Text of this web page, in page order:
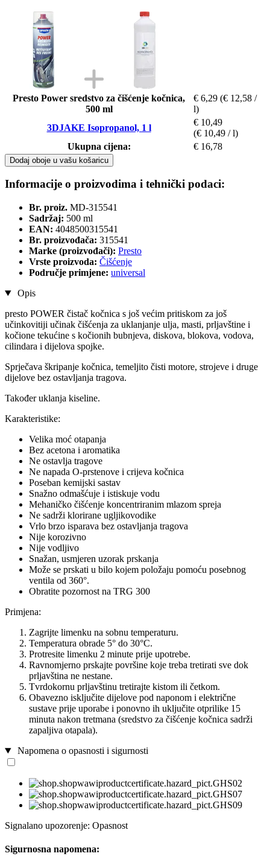
Presto Power sredstvo za čišćenje kočnica,
500 ml
€ 6,29 (€ 12,58 /
l)
3DJAKE Isopropanol, 1 l
€ 10,49
(€ 10,49 / l)
Ukupna cijena:
€ 16,78
Dodaj oboje u vašu košaricu
Informacije o proizvodima i tehnički podaci:
Br. proiz. MD-315541
Sadržaj: 500 ml
EAN: 4048500315541
Br. proizvođača: 315541
Marke (proizvođači): Presto
Vrste proizvoda: Čišćenje
Područje primjene: universal
Opis
presto POWER čistač kočnica s još većim pritiskom za još
učinkovitiji učinak čišćenja za uklanjanje ulja, masti, prljavštine i
kočione tekućine s kočionih bubnjeva, diskova, blokova, vodova,
cilindara i dijelova spojke.
Sprječava škripanje kočnica, temeljito čisti motore, strojeve i druge
dijelove bez ostavljanja tragova.
Također uklanja kiseline.
Karakteristike:
Velika moć otapanja
Bez acetona i aromatika
Ne ostavlja tragove
Ne napada O-prstenove i crijeva kočnica
Poseban kemijski sastav
Snažno odmašćuje i istiskuje vodu
Mehaničko čišćenje koncentriranim mlazom spreja
Ne sadrži klorirane ugljikovodike
Vrlo brzo isparava bez ostavljanja tragova
Nije korozivno
Nije vodljivo
Snažan, usmjeren uzorak prskanja
Može se prskati u bilo kojem položaju pomoću posebnog
ventila od 360°.
Obratite pozornost na TRG 300
Primjena:
Zagrijte limenku na sobnu temperaturu.
Temperatura obrade 5° do 30°C.
Protresite limenku 2 minute prije upotrebe.
Ravnomjerno prskajte površine koje treba tretirati sve dok
prljavština ne nestane.
Tvrdokornu prljavštinu tretirajte kistom ili četkom.
Obavezno isključite dijelove pod naponom i električne
sustave prije uporabe i ponovno ih uključite otprilike 15
minuta nakon tretmana (sredstvo za čišćenje kočnica sadrži
zapaljiva otapala).
Napomena o opasnosti i sigurnosti
Signalano upozorenje: Opasnost
Sigurnosna napomena: